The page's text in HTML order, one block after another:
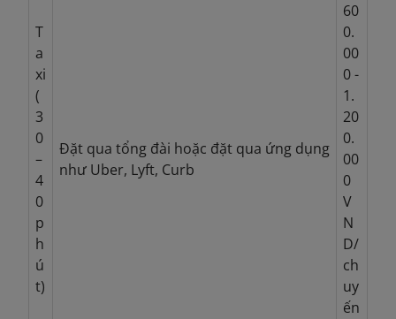
T
a
xi
(
3
0
–
4
0
p
h
ú
t)
Đặt qua tổng đài hoặc đặt qua ứng dụng
như Uber, Lyft, Curb
60
0.
00
0 -
1.
20
0.
00
0
V
N
D/
ch
uy
ến